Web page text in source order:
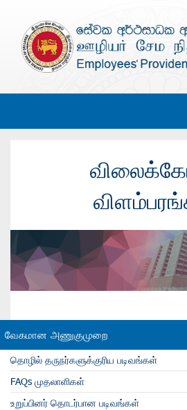
வேகமான அணுகுமுறை
தொழில் தருநர்களுக்குரிய படிவங்கள்
FAQs முதலாளிகள்
உறுப்பினர் தொடர்பான படிவங்கள்